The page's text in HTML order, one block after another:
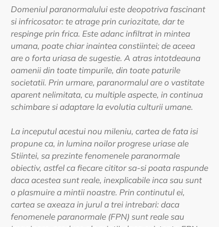
product
to
your
cart
Domeniul paranormalului este deopotriva fascinant
si infricosator: te atrage prin curiozitate, dar te
respinge prin frica. Este adanc infiltrat in mintea
umana, poate chiar inaintea constiintei; de aceea
are o forta uriasa de sugestie. A atras intotdeauna
oamenii din toate timpurile, din toate paturile
societatii. Prin urmare, paranormalul are o vastitate
aparent nelimitata, cu multiple aspecte, in continua
schimbare si adaptare la evolutia culturii umane.
La inceputul acestui nou mileniu, cartea de fata isi
propune ca, in lumina noilor progrese uriase ale
Stiintei, sa prezinte fenomenele paranormale
obiectiv, astfel ca fiecare cititor sa-si poata raspunde
daca acestea sunt reale, inexplicabile inca sau sunt
o plasmuire a mintii noastre. Prin continutul ei,
cartea se axeaza in jurul a trei intrebari: daca
fenomenele paranormale (FPN) sunt reale sau